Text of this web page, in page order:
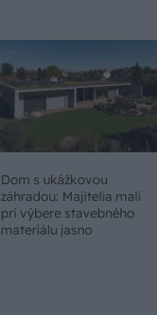
Dom s ukážkovou
záhradou: Majitelia mali
pri výbere stavebného
materiálu jasno